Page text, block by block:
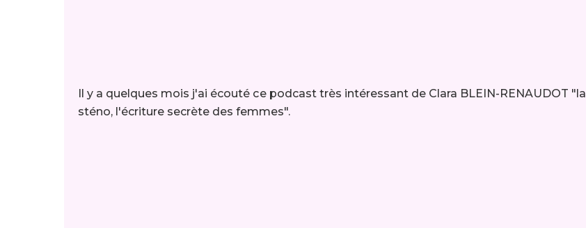
Il y a quelques mois j'ai écouté ce podcast très intéressant de Clara BLEIN-RENAUDOT "la
sténo, l'écriture secrète des femmes".